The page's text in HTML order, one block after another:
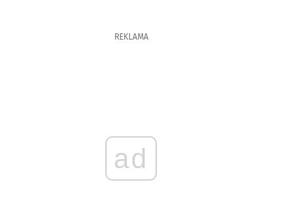
REKLAMA
ad